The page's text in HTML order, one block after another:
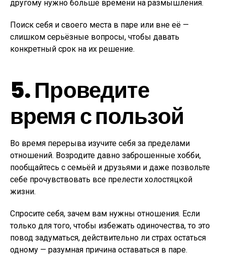
другому нужно больше времени на размышления.
Поиск себя и своего места в паре или вне её —
слишком серьёзные вопросы, чтобы давать
конкретный срок на их решение.
5. Проведите
время с пользой
Во время перерыва изучите себя за пределами
отношений. Возродите давно заброшенные хобби,
пообщайтесь с семьёй и друзьями и даже позвольте
себе прочувствовать все прелести холостяцкой
жизни.
Спросите себя, зачем вам нужны отношения. Если
только для того, чтобы избежать одиночества, то это
повод задуматься, действительно ли страх остаться
одному — разумная причина оставаться в паре.